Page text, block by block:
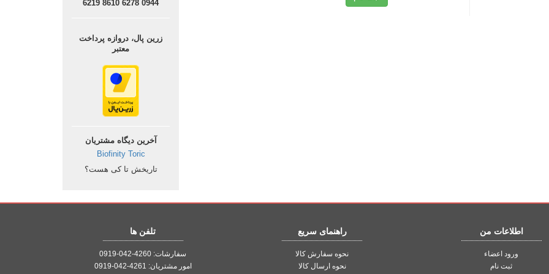
0944 6278 8610 6219
زرین پال، دروازه پرداخت
معتبر
آخرین دیگاه مشتریان
Biofinity Toric
تاریخش تا کی هست؟
تلفن ها
سفارشات: 4260-042-0919
امور مشتریان: 4261-042-0919
راهنمای سریع
نحوه سفارش کالا
نحوه ارسال کالا
اطلاعات من
ورود اعضاء
ثبت نام